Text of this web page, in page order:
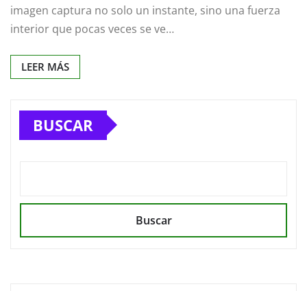
imagen captura no solo un instante, sino una fuerza
interior que pocas veces se ve…
LEER MÁS
BUSCAR
Buscar